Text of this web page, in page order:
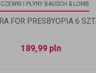
I PŁYNY BAUSCH & LOMB
FOR PRESBYOPIA 6 SZT.
189,99 pln